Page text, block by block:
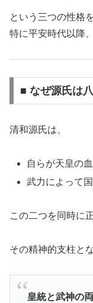
という三つの性格
特に平安時代以降、
■ なぜ源氏は
清和源氏は、
自らが天皇の
武力によって
この二つを同時に
その精神的支柱と
皇統と武神の